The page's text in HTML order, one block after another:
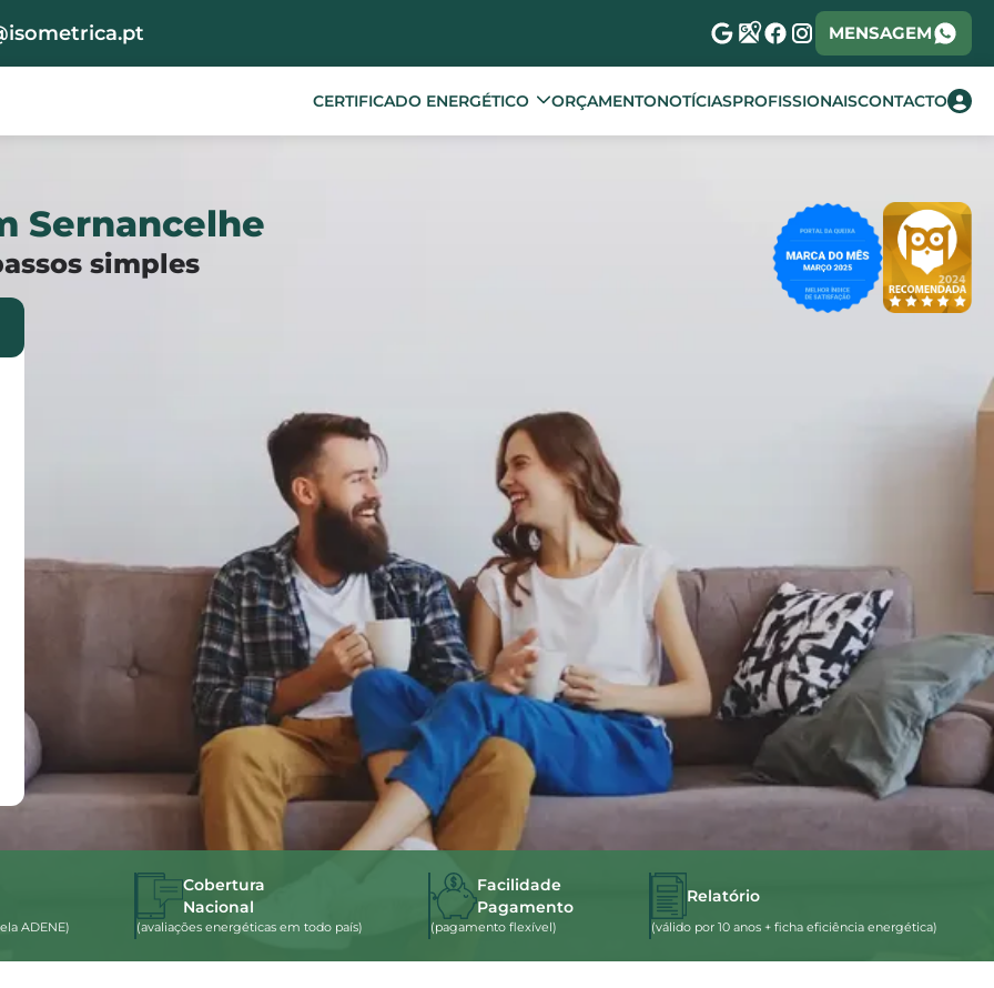
MENSAGEM
CERTIFICADO ENERGÉTICO ORÇAMENTONOTÍCIASPROFISSIONAISCONTACTO
Sernancelhe
simples
ADENE)
Cobertura
Nacional
(avaliações energéticas em todo país)
Facilidade
Pagamento
(pagamento flexível)
Relatório
(válido por 10 anos + ficha eficiência energética)